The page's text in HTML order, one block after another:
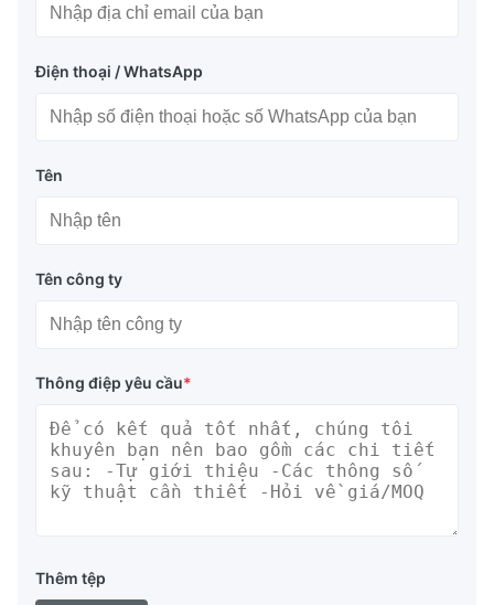
Điện thoại / WhatsApp
Tên
Tên công ty
Thông điệp yêu cầu*
Thêm tệp